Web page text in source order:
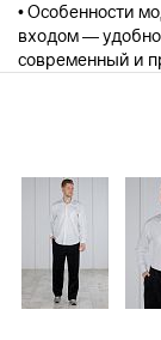
• Особенности
входом —
современный и